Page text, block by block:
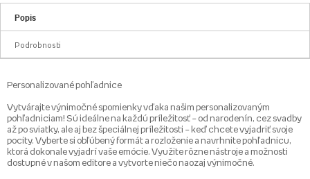
Popis
Podrobnosti
Personalizované pohľadnice
Vytvárajte výnimočné spomienky vďaka našim personalizovaným
pohľadniciam! Sú ideálne na každú príležitosť – od narodenín, cez svadby
až po sviatky, ale aj bez špeciálnej príležitosti – keď chcete vyjadriť svoje
pocity. Vyberte si obľúbený formát a rozloženie a navrhnite pohľadnicu,
ktorá dokonale vyjadrí vaše emócie. Využite rôzne nástroje a možnosti
dostupné v našom editore a vytvorte niečo naozaj výnimočné.